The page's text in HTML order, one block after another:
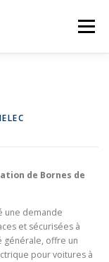
Menu
de Bornes de
une demande
et sécurisées à
générale, offre un
pour voitures à